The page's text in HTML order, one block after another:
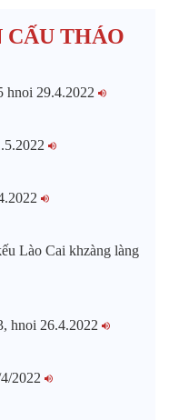
CẤU THÁO
hnoi 29.4.2022
Lào Cai khzàng làng
hnoi 26.4.2022
2022